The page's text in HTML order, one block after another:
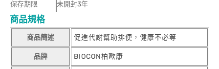
保存期限
未開封3年
商品規格
商品簡述 促進代謝幫助排便，健康不必等
品牌 BIOCON柏歐康